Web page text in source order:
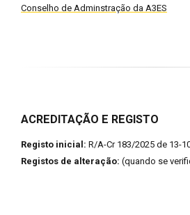
Conselho de Adminstração da A3ES
ACREDITAÇÃO E REGISTO
Registo inicial: R/A-Cr 183/2025 de 13-
Registos de alteração: (quando se